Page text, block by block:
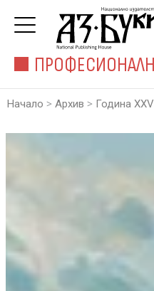
Начало > Архив > Година